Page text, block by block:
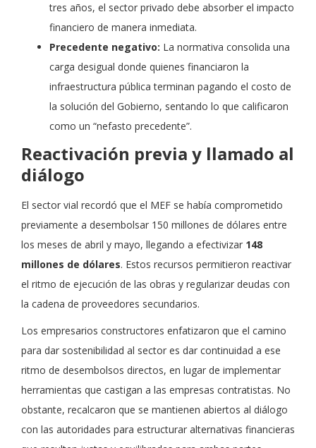
tres años, el sector privado debe absorber el impacto
financiero de manera inmediata.
Precedente negativo: La normativa consolida una
carga desigual donde quienes financiaron la
infraestructura pública terminan pagando el costo de
la solución del Gobierno, sentando lo que calificaron
como un “nefasto precedente”.
Reactivación previa y llamado al
diálogo
El sector vial recordó que el MEF se había comprometido
previamente a desembolsar 150 millones de dólares entre
los meses de abril y mayo, llegando a efectivizar 148
millones de dólares. Estos recursos permitieron reactivar
el ritmo de ejecución de las obras y regularizar deudas con
la cadena de proveedores secundarios.
Los empresarios constructores enfatizaron que el camino
para dar sostenibilidad al sector es dar continuidad a ese
ritmo de desembolsos directos, en lugar de implementar
herramientas que castigan a las empresas contratistas. No
obstante, recalcaron que se mantienen abiertos al diálogo
con las autoridades para estructurar alternativas financieras